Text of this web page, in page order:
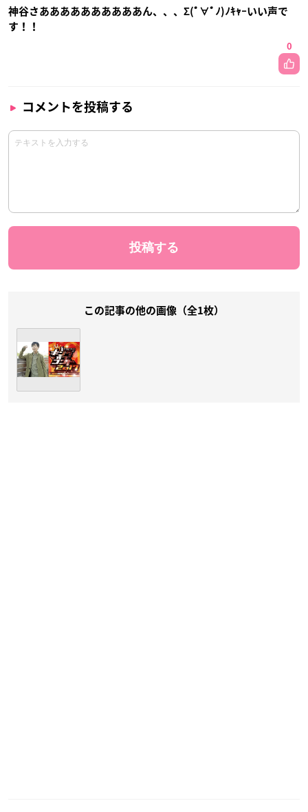
神谷さああああああああああん、、、Σ(ﾟ∀ﾟﾉ)ﾉｷｬｰいい声で
す！！
0
コメントを投稿する
この記事の他の画像（全1枚）